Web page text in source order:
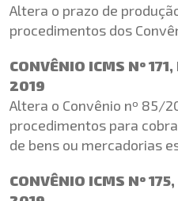
Altera o prazo de
procedimentos dos
CONVÊNIO ICMS Nº
2019
Altera o Convênio nº 85/
procedimentos para
de bens ou mercadorias
CONVÊNIO ICMS Nº